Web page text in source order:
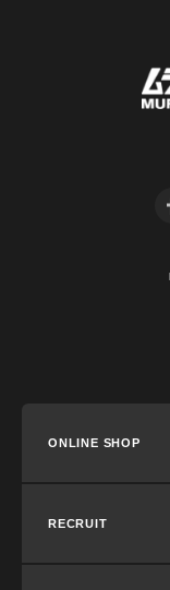
ONLINE SHOP
RECRUIT